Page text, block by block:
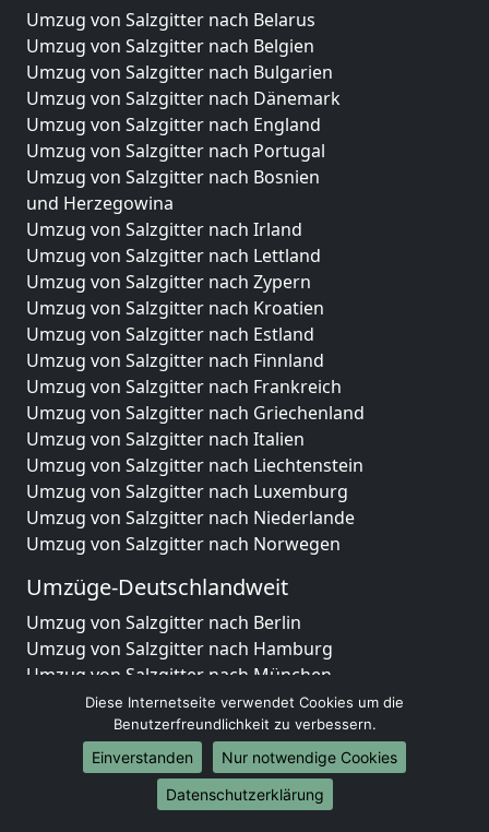
Umzug von Salzgitter nach Belarus
Umzug von Salzgitter nach Belgien
Umzug von Salzgitter nach Bulgarien
Umzug von Salzgitter nach Dänemark
Umzug von Salzgitter nach England
Umzug von Salzgitter nach Portugal
Umzug von Salzgitter nach Bosnien
und Herzegowina
Umzug von Salzgitter nach Irland
Umzug von Salzgitter nach Lettland
Umzug von Salzgitter nach Zypern
Umzug von Salzgitter nach Kroatien
Umzug von Salzgitter nach Estland
Umzug von Salzgitter nach Finnland
Umzug von Salzgitter nach Frankreich
Umzug von Salzgitter nach Griechenland
Umzug von Salzgitter nach Italien
Umzug von Salzgitter nach Liechtenstein
Umzug von Salzgitter nach Luxemburg
Umzug von Salzgitter nach Niederlande
Umzug von Salzgitter nach Norwegen
Umzüge-Deutschlandweit
Umzug von Salzgitter nach Berlin
Umzug von Salzgitter nach Hamburg
Umzug von Salzgitter nach München
Umzug von Salzgitter nach Köln
Umzug von Salzgitter nach Frankfurt am Main
Umzug von Salzgitter nach Stuttgart
Umzug von Salzgitter nach Düsseldorf
Umzug von Salzgitter nach Leipzig
Diese Internetseite verwendet Cookies um die
Benutzerfreundlichkeit zu verbessern.
Einverstanden
Nur notwendige Cookies
Datenschutzerklärung